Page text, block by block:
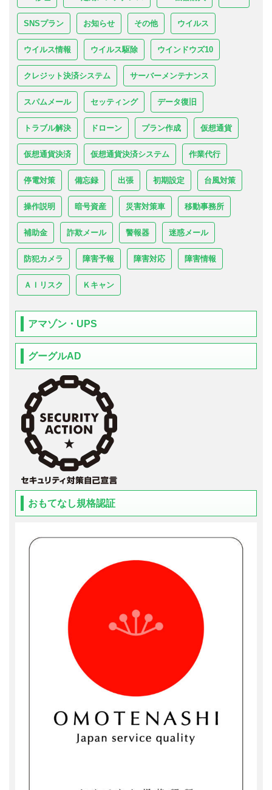
SNSプラン お知らせ その他 ウイルス
ウイルス情報 ウイルス駆除 ウインドウズ10
クレジット決済システム サーバーメンテナンス
スパムメール セッティング データ復旧
トラブル解決 ドローン プラン作成 仮想通貨
仮想通貨決済 仮想通貨決済システム 作業代行
停電対策 備忘録 出張 初期設定 台風対策
操作説明 暗号資産 災害対策車 移動事務所
補助金 詐欺メール 警報器 迷惑メール
防犯カメラ 障害予報 障害対応 障害情報
ＡＩリスク Ｋキャン
アマゾン・UPS
グーグルAD
おもてなし規格認証